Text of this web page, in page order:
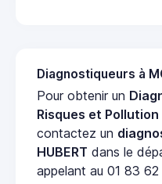
Diagnostiqueurs à
Pour obtenir un
Risques et Pollution
contactez un
HUBERT dans le
appelant au 01 83